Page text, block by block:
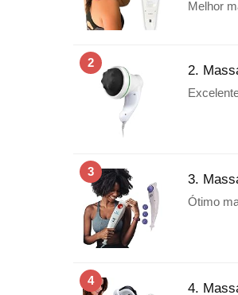
Melhor
2
2.
3
3.
Ótimo
4
4.